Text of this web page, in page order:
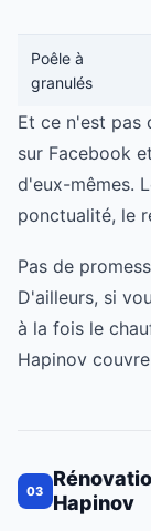
Poêle à
granulés
Et ce n'est pas
sur Facebook
d'eux-mêmes.
ponctualité, le
Pas de
D'ailleurs, si
à la fois le
Hapinov
03
Hapinov